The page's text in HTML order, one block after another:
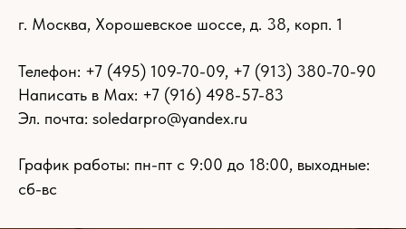
г. Москва, Хорошевское шоссе, д. 38, корп. 1
Телефон: +7 (495) 109-70-09, +7 (913) 380-70-90
Написать в Max: +7 (916) 498-57-83
Эл. почта: soledarpro@yandex.ru
График работы: пн-пт с 9:00 до 18:00, выходные:
сб-вс